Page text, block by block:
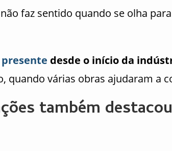
faz sentido quando se olha
presente desde o início da
quando várias obras ajudaram a
também